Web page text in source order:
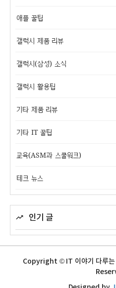
애플 꿀팁
갤럭시 제품 리뷰
갤럭시(삼성) 소식
갤럭시 활용팁
기타 제품 리뷰
기타 IT 꿀팁
교육(ASM과 스쿨워크)
테크 뉴스
인기 글
Copyright © IT 이야기 다루